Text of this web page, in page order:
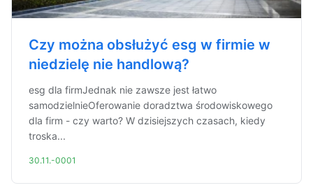
Czy można obsłużyć esg w firmie w
niedzielę nie handlową?
esg dla firmJednak nie zawsze jest łatwo
samodzielnieOferowanie doradztwa środowiskowego
dla firm - czy warto? W dzisiejszych czasach, kiedy
troska...
30.11.-0001